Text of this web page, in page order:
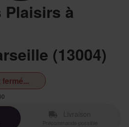
Plaisirs à
(13004)